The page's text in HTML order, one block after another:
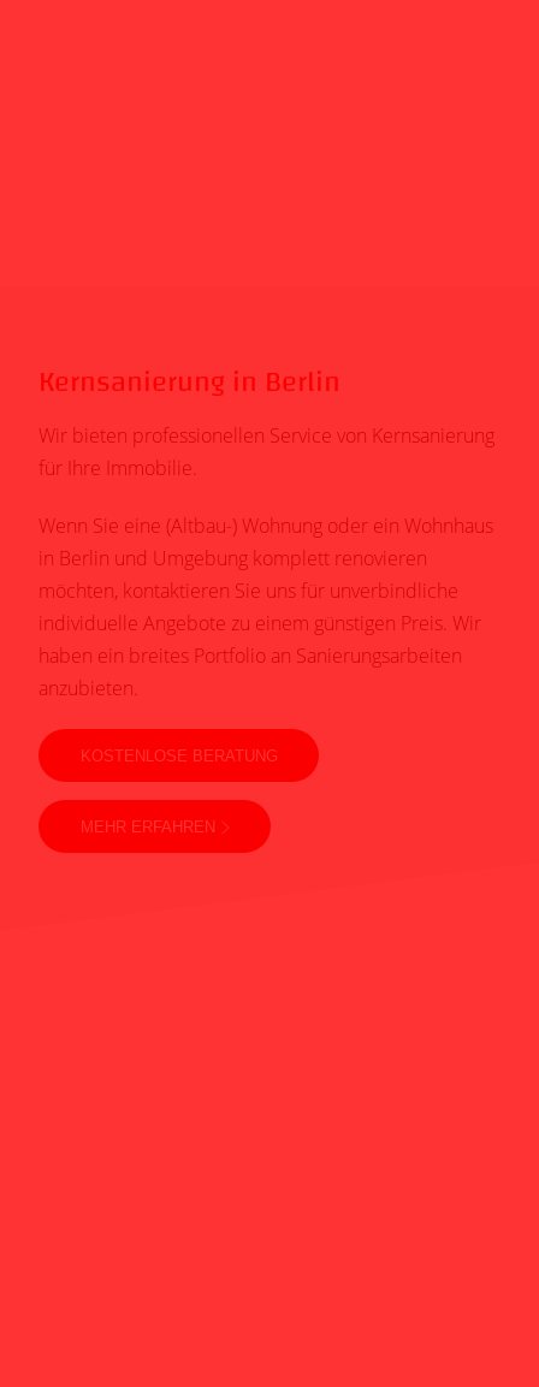
Kernsanierung in Berlin
Wir bieten professionellen Service von Kernsanierung
für Ihre Immobilie.
Wenn Sie eine (Altbau-) Wohnung oder ein Wohnhaus
in Berlin und Umgebung komplett renovieren
möchten, kontaktieren Sie uns für unverbindliche
individuelle Angebote zu einem günstigen Preis. Wir
haben ein breites Portfolio an Sanierungsarbeiten
anzubieten.
KOSTENLOSE BERATUNG
MEHR ERFAHREN